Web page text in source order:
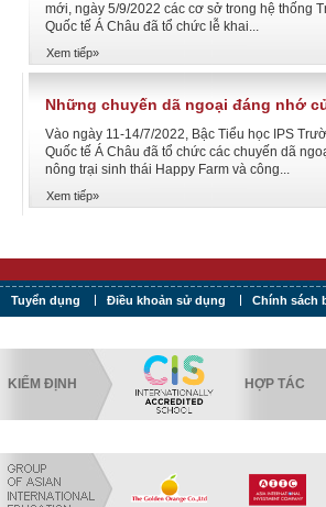
mới, ngày 5/9/2022 các cơ sở trong hệ thống
Quốc tế Á Châu đã tổ chức lễ khai...
Xem tiếp»
Những chuyến dã ngoại đáng nhớ
học sinh IPS
Vào ngày 11-14/7/2022, Bậc Tiểu học IPS
Quốc tế Á Châu đã tổ chức các chuyến dã
nông trại sinh thái Happy Farm và công...
Xem tiếp»
Tuyển dụng Điều khoản sử dụng Chính sách
KIỂM ĐỊNH HỢP TÁC